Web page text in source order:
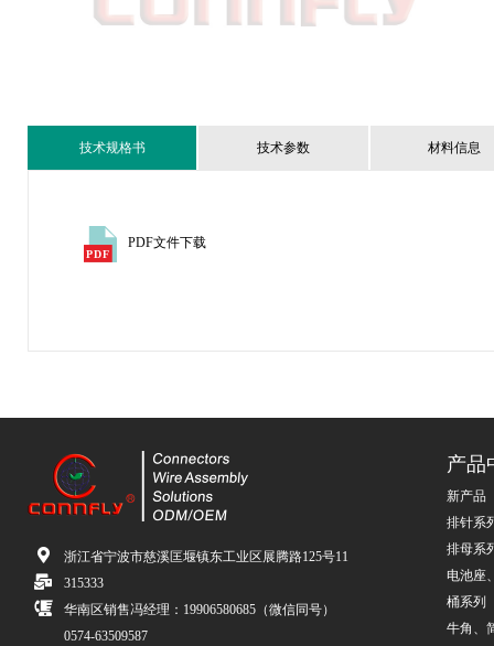
技术规格书 技术参数 材料信息
PDF文件下载
浙江省宁波市慈溪匡堰镇东工业区展腾路125号11
315333
华南区销售冯经理：19906580685（微信同号）
0574-63509587
产品
新产品
排针系
排母系
电池座
桶系列
牛角、